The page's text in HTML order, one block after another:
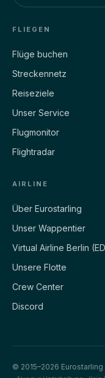
FLIEGEN
Flüge buchen
Streckennetz
Reiseziele
Unser Service
Flugmonitor
Flightradar
AIRLINE
Über Eurostarling
Unser Wappentier
Virtual Airline Berlin
Unsere Flotte
Crew Center
Discord
© 2015–2026